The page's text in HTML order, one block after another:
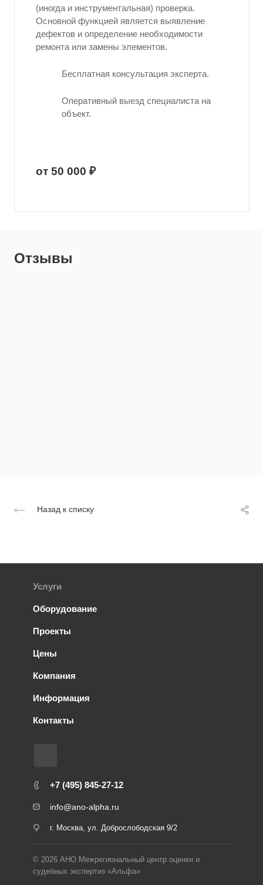
(иногда и инструментальная) проверка.
Основной функцией является выявление
дефектов и определение необходимости
ремонта или замены элементов.
Бесплатная консультация эксперта.
Оперативный выезд специалиста на
объект.
от 50 000 ₽
Отзывы
Назад к списку
Услуги
Оборудование
Проекты
Цены
Компания
Информация
Контакты
+7 (495) 845-27-12
info@ano-alpha.ru
г. Москва, ул. Доброслободская 9/2
© 2026 АНО Межрегиональный центр оценки и
судебных экспертиз «Альфа»